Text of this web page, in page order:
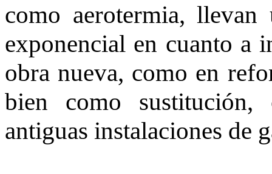
como aerotermia,
exponencial en cuanto a
obra nueva, como en
bien como
antiguas instalaciones de